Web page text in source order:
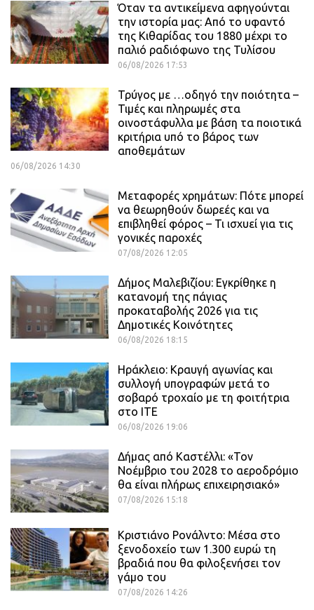
Όταν τα αντικείμενα αφηγούνται
την ιστορία μας: Από το υφαντό
της Κιθαρίδας του 1880 μέχρι το
παλιό ραδιόφωνο της Τυλίσου
06/08/2026 17:53
Τρύγος με …οδηγό την ποιότητα –
Τιμές και πληρωμές στα
οινοστάφυλλα με βάση τα ποιοτικά
κριτήρια υπό το βάρος των
αποθεμάτων
06/08/2026 14:30
Μεταφορές χρημάτων: Πότε μπορεί
να θεωρηθούν δωρεές και να
επιβληθεί φόρος – Τι ισχυεί για τις
γονικές παροχές
07/08/2026 12:05
Δήμος Μαλεβιζίου: Εγκρίθηκε η
κατανομή της πάγιας
προκαταβολής 2026 για τις
Δημοτικές Κοινότητες
06/08/2026 18:15
Ηράκλειο: Κραυγή αγωνίας και
συλλογή υπογραφών μετά το
σοβαρό τροχαίο με τη φοιτήτρια
στο ΙΤΕ
06/08/2026 19:06
Δήμας από Καστέλλι: «Τον
Νοέμβριο του 2028 το αεροδρόμιο
θα είναι πλήρως επιχειρησιακό»
07/08/2026 15:18
Κριστιάνο Ρονάλντο: Μέσα στο
ξενοδοχείο των 1.300 ευρώ τη
βραδιά που θα φιλοξενήσει τον
γάμο του
07/08/2026 14:26